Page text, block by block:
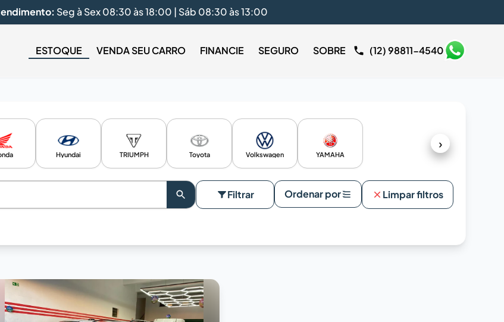
Seg à Sex 08:30 às 18:00 | Sáb 08:30 às 13:00
ESTOQUE VENDA SEU CARRO FINANCIE SEGURO SOBRE (12) 98811-4540
›
Hyundai TRIUMPH Toyota Volkswagen YAMAHA
Filtrar Ordenar por Limpar filtros